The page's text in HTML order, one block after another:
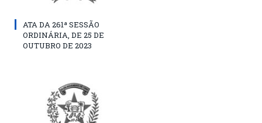
ATA DA 261ª SESSÃO
ORDINÁRIA, DE 25 DE
OUTUBRO DE 2023